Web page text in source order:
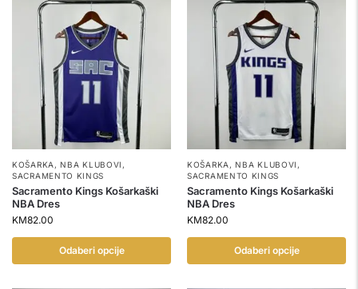
KOŠARKA ,NBA KLUBOVI ,
SACRAMENTO KINGS
Sacramento Kings Košarkaški
NBA Dres
KM82.00
Odaberi opcije
KOŠARKA ,NBA KLUBOVI ,
SACRAMENTO KINGS
Sacramento Kings Košarkaški
NBA Dres
KM82.00
Odaberi opcije